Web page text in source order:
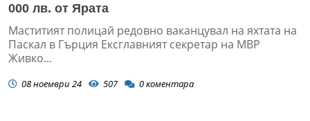
000 лв. от Ярата
Маститият полицай редовно ваканцувал на яхтата на
Паскал в Гърция Ексглавният секретар на МВР
Живко...
08 ноември 24 507 0коментара